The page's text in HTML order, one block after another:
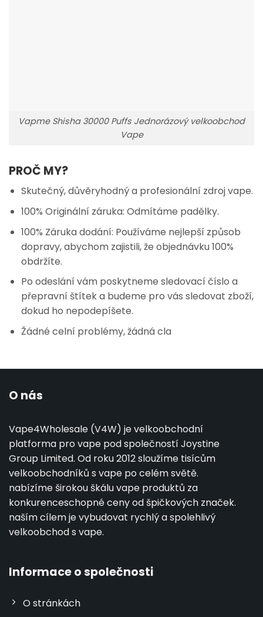
Vapme Shisha 30000 Puffs Jednorázový velkoobchod
Vape
PROČ MY?
Skutečný, důvěryhodný a profesionální zdroj vape.
100% Originální záruka: Odmítáme padělky.
100% Záruka dodání: Používáme nejlepší způsob
dopravy, abychom zajistili, že objednávku 100%
obdržíte.
Po odeslání vám poskytneme sledovací číslo a
přepravní štítek a budeme pro vás sledovat zboží,
dokud ho nepodepíšete.
Žádné celní problémy, žádná cla
O nás
Vape4Wholesale (V4W) je velkoobchodní
platforma pro vape pod společností Joystine
Group Limited. Od roku 2012 sloužíme tisícům
velkoobchodníků s vape po celém světě.
nabízíme širokou škálu vape produktů za
konkurenceschopné ceny od špičkových značek.
naším cílem je vybudovat rychlý a spolehlivý
velkoobchod s vape.
Informace o společnosti
O stránkách